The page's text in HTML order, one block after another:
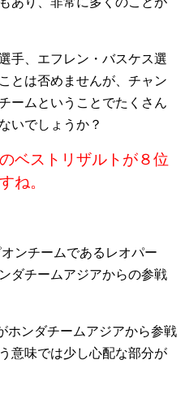
手、エフレン・バスケス選
とは否めませんが、チャン
ームということでたくさん
いでしょうか？
ベストリザルトが８位
ね。
ンチームであるレオパー
ダチームアジアからの参戦
ホンダチームアジアから参戦
意味では少し心配な部分が